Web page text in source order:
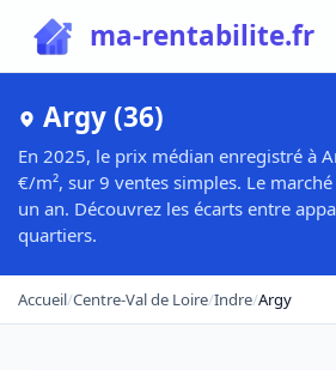
ma-rentabilite.fr
Argy (36)
En 2025, le prix médian enregistré à
€/m², sur 9 ventes simples. Le
un an. Découvrez les écarts entre
quartiers.
Accueil/Centre-Val de Loire/Indre/Argy